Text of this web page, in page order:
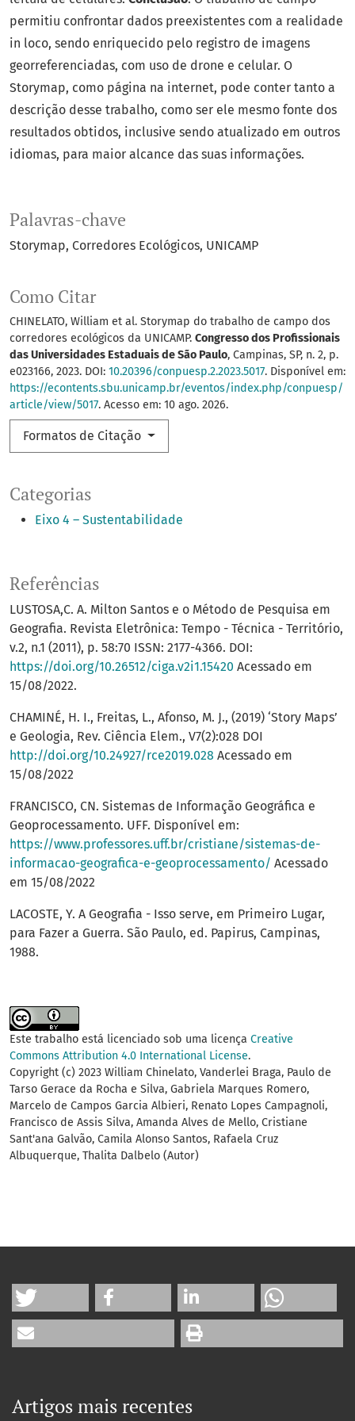
Palavras-chave
Storymap Corredores Ecológicos UNICAMP
Categorias
Eixo 4 – Sustentabilidade
Como Citar
CHINELATO, William et al. Storymap do trabalho de campo dos
corredores ecológicos da UNICAMP. Congresso dos Profissionais
das Universidades Estaduais de São Paulo, Campinas, SP, n. 2, p.
e023166, 2023. DOI: 10.20396/conpuesp.2.2023.5017. Disponível em:
https://econtents.sbu.unicamp.br/eventos/index.php/conpuesp/
article/view/5017. Acesso em: 10 ago. 2026.
Formatos de Citação
permitiu confrontar dados preexistentes com a realidade
in loco, sendo enriquecido pelo registro de imagens
georreferenciadas, com uso de drone e celular. O
Storymap, como página na internet, pode conter tanto a
descrição desse trabalho, como ser ele mesmo fonte dos
resultados obtidos, inclusive sendo atualizado em outros
idiomas, para maior alcance das suas informações.
Referências
LUSTOSA,C. A. Milton Santos e o Método de Pesquisa em
Geografia. Revista Eletrônica: Tempo - Técnica - Território,
v.2, n.1 (2011), p. 58:70 ISSN: 2177-4366. DOI:
https://doi.org/10.26512/ciga.v2i1.15420 Acessado em
15/08/2022.
CHAMINÉ, H. I., Freitas, L., Afonso, M. J., (2019) ‘Story Maps’
e Geologia, Rev. Ciência Elem., V7(2):028 DOI
http://doi.org/10.24927/rce2019.028 Acessado em
15/08/2022
FRANCISCO, CN. Sistemas de Informação Geográfica e
Geoprocessamento. UFF. Disponível em:
https://www.professores.uff.br/cristiane/sistemas-de-
informacao-geografica-e-geoprocessamento/ Acessado
em 15/08/2022
LACOSTE, Y. A Geografia - Isso serve, em Primeiro Lugar,
para Fazer a Guerra. São Paulo, ed. Papirus, Campinas,
1988.
Este trabalho está licenciado sob uma licença Creative
Commons Attribution 4.0 International License.
Copyright (c) 2023 William Chinelato, Vanderlei Braga, Paulo de
Tarso Gerace da Rocha e Silva, Gabriela Marques Romero,
Marcelo de Campos Garcia Albieri, Renato Lopes Campagnoli,
Francisco de Assis Silva, Amanda Alves de Mello, Cristiane
Sant'ana Galvão, Camila Alonso Santos, Rafaela Cruz
Albuquerque, Thalita Dalbelo (Autor)
Artigos mais recentes